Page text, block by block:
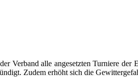
Verband alle angesetzten Turniere
Zudem erhöht sich die